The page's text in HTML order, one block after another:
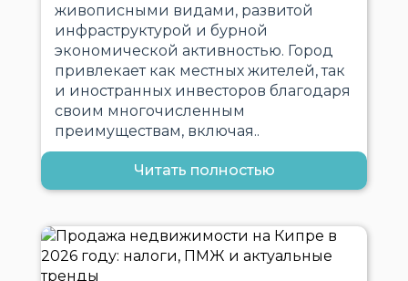
живописными видами, развитой
инфраструктурой и бурной
экономической активностью. Город
привлекает как местных жителей, так
и иностранных инвесторов благодаря
своим многочисленным
преимуществам, включая..
Читать полностью